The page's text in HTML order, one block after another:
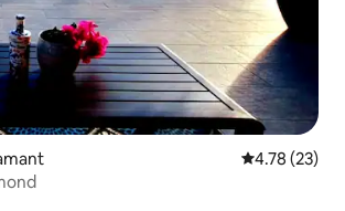
Penarafan
4.78 (23)